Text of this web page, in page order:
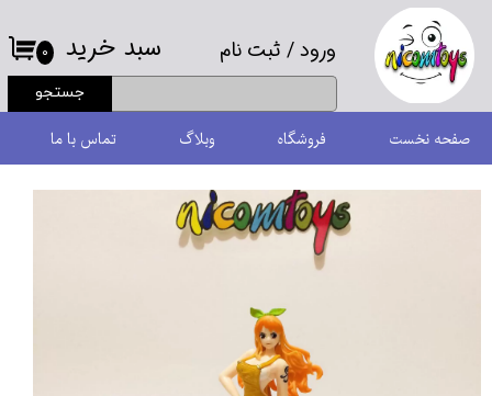
ورود/ ثبت نام
حساب کاربری من
تغییر گذر واژه
سفارشات
خروج از حساب کاربری
جستجو
۰ سبد خرید
صفحه نخست فروشگاه وبلاگ تماس با ما